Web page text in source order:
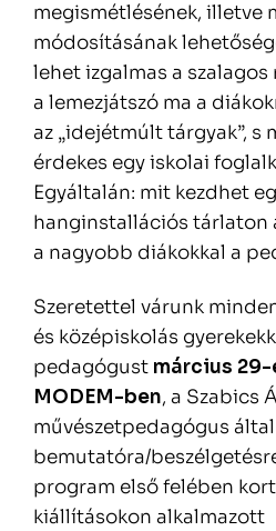
megismétlésének, illetve
módosításának
lehet izgalmas a szalagos
a lemezjátszó ma a
az „idejétmúlt tárgyak”, s
érdekes egy iskolai
Egyáltalán: mit kezdhet
hanginstallációs tárlaton
a nagyobb diákokkal a
Szeretettel várunk
és középiskolás
pedagógust március 29-
MODEM-ben, a Szabics
művészetpedagógus
bemutatóra/
program első felében
kiállításokon alkalmazott